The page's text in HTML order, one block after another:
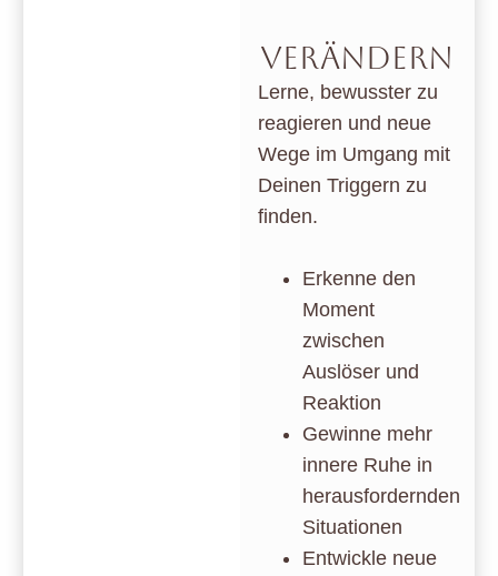
VERÄNDERN
Lerne, bewusster zu
reagieren und neue
Wege im Umgang mit
Deinen Triggern zu
finden.
Erkenne den
Moment
zwischen
Auslöser und
Reaktion
Gewinne mehr
innere Ruhe in
herausfordernden
Situationen
Entwickle neue